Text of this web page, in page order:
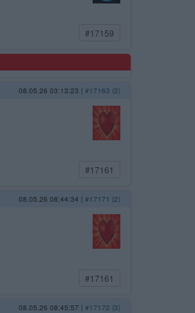
#17159
08.05.26 03:13:23 | #17163 (2)
#17161
08.05.26 08:44:34 | #17171 (2)
#17161
08.05.26 08:45:57 | #17172 (3)